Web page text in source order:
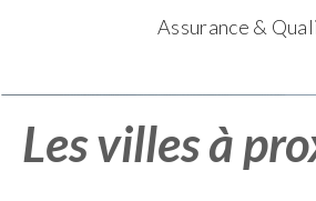
Assurance &
Les villes à